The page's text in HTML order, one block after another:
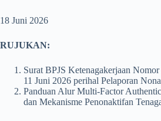
18 Juni 2026
RUJUKAN:
Surat BPJS Ketenagakerjaan
11 Juni 2026 perihal Pelaporan
Panduan Alur Multi-Factor
dan Mekanisme Penonaktifan